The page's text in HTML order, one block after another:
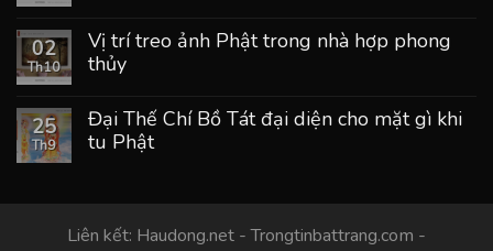
02
Th10
Vị trí treo ảnh Phật trong nhà hợp phong
thủy
25
Th9
Đại Thế Chí Bồ Tát đại diện cho mặt gì khi
tu Phật
Liên kết: Haudong.net -Trongtinbattrang.com -